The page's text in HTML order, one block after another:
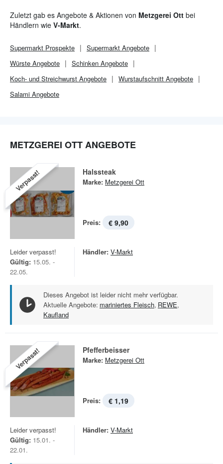
Zuletzt gab es Angebote & Aktionen von Metzgerei Ott bei
Händlern wie V-Markt.
Supermarkt Prospekte Supermarkt Angebote
Würste Angebote
Schinken Angebote
Koch- und Streichwurst Angebote
Wurstaufschnitt Angebote
Salami Angebote
METZGEREI OTT ANGEBOTE
Verpasst! Halssteak
Marke: Metzgerei Ott
Preis: € 9,90
Leider verpasst!
Gültig: 15.05. -
22.05.
Händler: V-Markt
Dieses Angebot ist leider nicht mehr verfügbar.
Aktuelle Angebote: mariniertes Fleisch, REWE,
Kaufland
Verpasst! Pfefferbeisser
Marke: Metzgerei Ott
Preis: € 1,19
Leider verpasst!
Gültig: 15.01. -
22.01.
Händler: V-Markt